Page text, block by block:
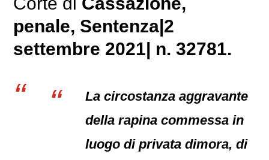
penale, Sentenza|2
settembre 2021| n. 32781.
La circostanza aggravante
della rapina commessa in
luogo di privata dimora, di